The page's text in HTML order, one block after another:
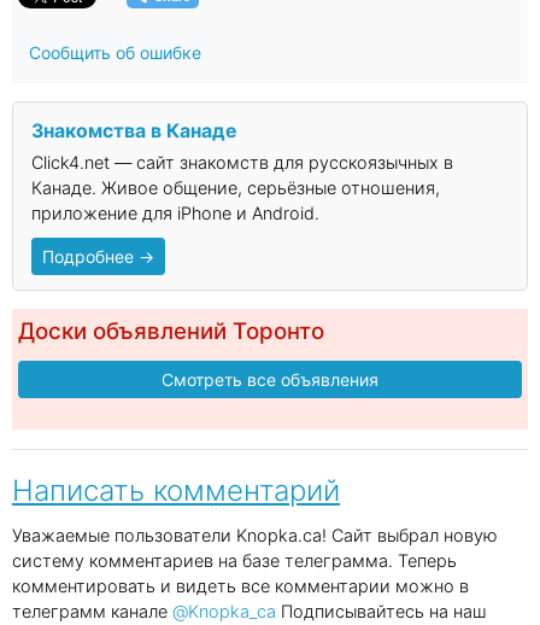
Сообщить об ошибке
Знакомства в Канаде
Click4.net — сайт знакомств для русскоязычных в
Канаде. Живое общение, серьёзные отношения,
приложение для iPhone и Android.
Подробнее →
Доски объявлений Торонто
Смотреть все объявления
Написать комментарий
Уважаемые пользователи Knopka.ca! Сайт выбрал новую
систему комментариев на базе телеграмма. Теперь
комментировать и видеть все комментарии можно в
телеграмм канале @Knopka_ca Подписывайтесь на наш